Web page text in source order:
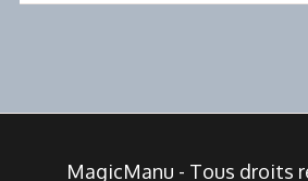
MagicManu - Tous droits